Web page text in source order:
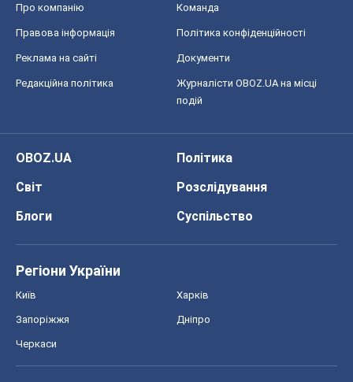
Про компанію Команда
Правова інформація Політика конфіденційності
Реклама на сайті Документи
Редакційна політика
Журналісти OBOZ.UA на місці
подій
OBOZ.UA
Політика
Світ
Розслідування
Блоги
Суспільство
Регіони України
Київ Харків
Запоріжжя Дніпро
Черкаси